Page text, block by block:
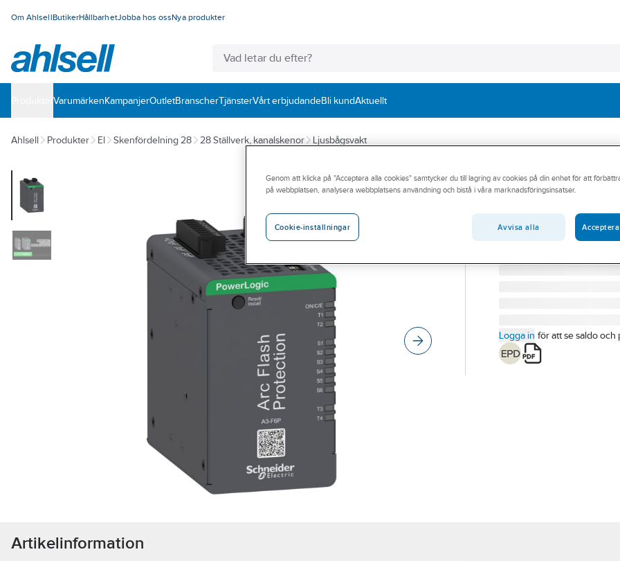
Om AhlsellButikerHållbarhetJobba hos ossNya produkter
VarumärkenKampanjerOutletBranscherTjänsterVårt erbjudandeBli kundAktuellt
Ahlsell Produkter El Skenfördelning 28 28 Ställverk, kanalskenor Ljusbågsvakt
SCHNEIDER ELECTRIC
Ljusbågsvakt A3
LJUSBÅGSVAKT A3 6
Artikelnummer:
2800006
REL52920
Logga in för att se saldo och
Artikelinformation
Genom att klicka på "Acceptera alla cookies" samtycker du till lagring av cookies på din enhet för att
på webbplatsen, analysera webbplatsens användning och bistå i våra marknadsföringsinsatser.
Cookie-inställningar Avvisa alla